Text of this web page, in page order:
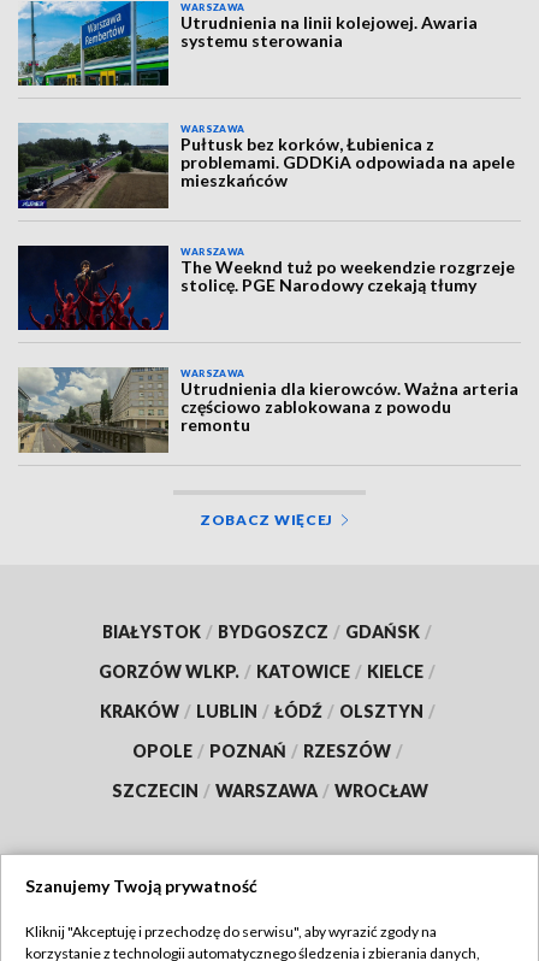
WARSZAWA
Utrudnienia na linii kolejowej. Awaria
systemu sterowania
WARSZAWA
Pułtusk bez korków, Łubienica z
problemami. GDDKiA odpowiada na apele
mieszkańców
WARSZAWA
The Weeknd tuż po weekendzie rozgrzeje
stolicę. PGE Narodowy czekają tłumy
WARSZAWA
Utrudnienia dla kierowców. Ważna arteria
częściowo zablokowana z powodu
remontu
ZOBACZ WIĘCEJ
BIAŁYSTOK / BYDGOSZCZ / GDAŃSK /
GORZÓW WLKP. / KATOWICE / KIELCE /
KRAKÓW / LUBLIN / ŁÓDŹ / OLSZTYN /
OPOLE / POZNAŃ / RZESZÓW /
SZCZECIN / WARSZAWA / WROCŁAW
Szanujemy Twoją prywatność
Kliknij "Akceptuję i przechodzę do serwisu", aby wyrazić zgody na
korzystanie z technologii automatycznego śledzenia i zbierania danych,